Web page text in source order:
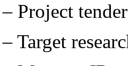
Project tender
Target